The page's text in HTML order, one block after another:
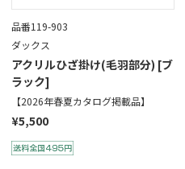
品番119-903
ダックス
アクリルひざ掛け(毛羽部分) [ブ
ラック]
【2026年春夏カタログ掲載品】
¥5,500